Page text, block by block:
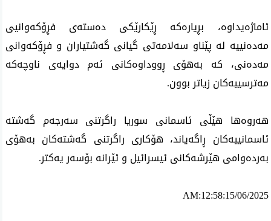
ئاماژەیداوە، بڕیارەکە ڕێکارێکی دەستەی فڕۆکەوانیی
مەدەنییە لە پێناو سەلامەتی گیانی گەشتیاران و فڕۆکەوانی
مەدەنی، کە بەهۆی ڕووداوەکانی ئەم دوایەی ناوچەکە
مەترسییەکان زیاتر بوون.
هەروەها هێڵی ئاسمانی سوریا راگرتنی سەرجەم گەشتە
ئاسمانییەکان ڕاگەیاند، هۆکاری راگرتنی گەشتەکان بەهۆی
بەردەوامی هێرشەکانی ئیسرائیل و ئێرانە بۆسەر یەکتر.
AM:12:58:15/06/2025